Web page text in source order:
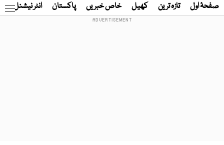
صفحۂ اول تازہ ترین کھیل خاص خبریں پاکستان انٹر نیشنل